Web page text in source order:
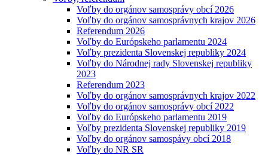
Voľby do orgánov samosprávy obcí 2026
Voľby do orgánov samosprávnych krajov 2026
Referendum 2026
Voľby do Európskeho parlamentu 2024
Voľby prezidenta Slovenskej republiky 2024
Voľby do Národnej rady Slovenskej republiky
2023
Referendum 2023
Voľby do orgánov samosprávnych krajov 2022
Voľby do orgánov samosprávy obcí 2022
Voľby do Európskeho parlamentu 2019
Voľby prezidenta Slovenskej republiky 2019
Voľby do orgánov samospávy obcí 2018
Voľby do NR SR